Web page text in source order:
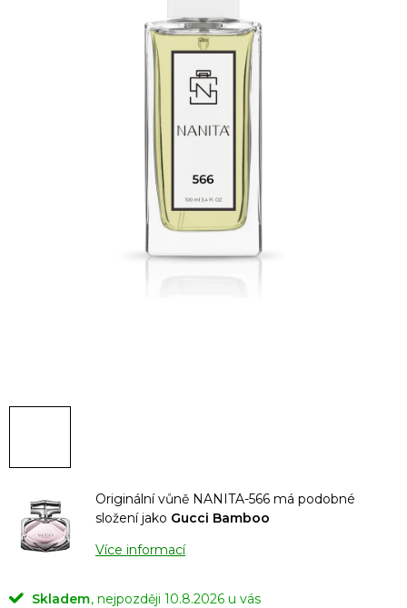
Originální vůně NANITA-566 má podobné
složení jako Gucci Bamboo
Více informací
Skladem
10.8.2026